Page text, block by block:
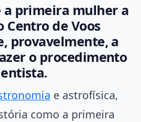
a primeira mulher a
Centro de Voos
provavelmente, a
o procedimento
e astrofísica,
como a primeira